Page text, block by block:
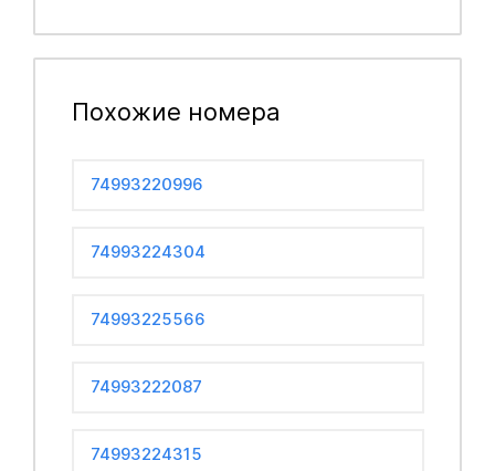
Похожие номера
74993220996
74993224304
74993225566
74993222087
74993224315